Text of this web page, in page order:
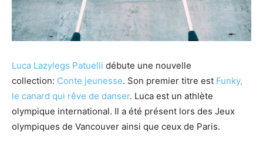
Luca Lazylegs Patuelli débute une nouvelle
collection: Conte jeunesse. Son premier titre est Funky,
le canard qui rêve de danser. Luca est un athlète
olympique international. Il a été présent lors des Jeux
olympiques de Vancouver ainsi que ceux de Paris.